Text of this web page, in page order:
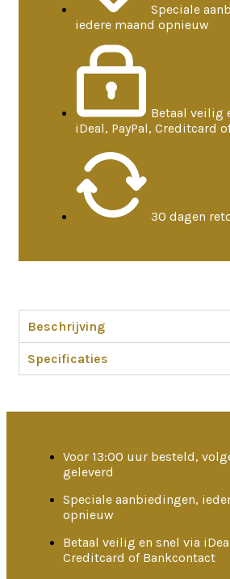
Speciale
iedere maand opnieuw
Betaal veilig
iDeal, PayPal, Creditcard
30 dagen
Beschrijving
Specificaties
Voor 13:00 uur besteld,
geleverd
Speciale aanbiedingen,
opnieuw
Betaal veilig en snel via
Creditcard of Bankcontact